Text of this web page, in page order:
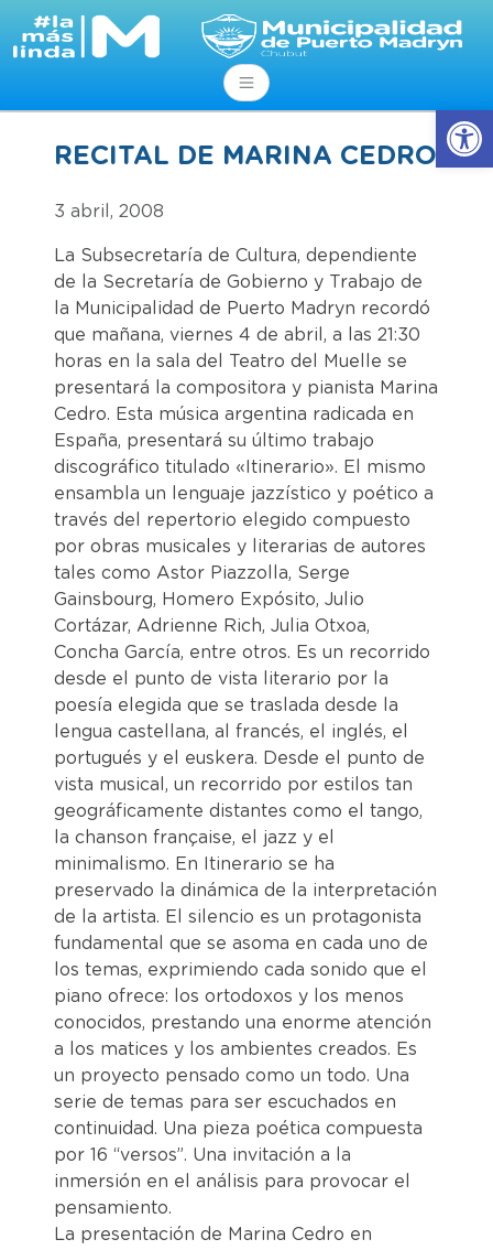
Abrir
RECITAL DE MARINA CEDRO
3 abril, 2008
La Subsecretaría de Cultura, dependiente
de la Secretaría de Gobierno y Trabajo de
la Municipalidad de Puerto Madryn recordó
que mañana, viernes 4 de abril, a las 21:30
horas en la sala del Teatro del Muelle se
presentará la compositora y pianista Marina
Cedro. Esta música argentina radicada en
España, presentará su último trabajo
discográfico titulado «Itinerario». El mismo
ensambla un lenguaje jazzístico y poético a
través del repertorio elegido compuesto
por obras musicales y literarias de autores
tales como Astor Piazzolla, Serge
Gainsbourg, Homero Expósito, Julio
Cortázar, Adrienne Rich, Julia Otxoa,
Concha García, entre otros. Es un recorrido
desde el punto de vista literario por la
poesía elegida que se traslada desde la
lengua castellana, al francés, el inglés, el
portugués y el euskera. Desde el punto de
vista musical, un recorrido por estilos tan
geográficamente distantes como el tango,
la chanson française, el jazz y el
minimalismo. En Itinerario se ha
preservado la dinámica de la interpretación
de la artista. El silencio es un protagonista
fundamental que se asoma en cada uno de
los temas, exprimiendo cada sonido que el
piano ofrece: los ortodoxos y los menos
conocidos, prestando una enorme atención
a los matices y los ambientes creados. Es
un proyecto pensado como un todo. Una
serie de temas para ser escuchados en
continuidad. Una pieza poética compuesta
por 16 “versos”. Una invitación a la
inmersión en el análisis para provocar el
pensamiento.
La presentación de Marina Cedro en